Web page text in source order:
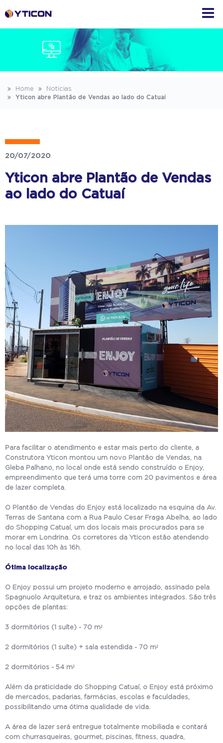
Home
Notícias
Yticon abre Plantão de Vendas ao lado do Catuaí
20/07/2020
Yticon abre Plantão de Vendas
ao lado do Catuaí
Para facilitar o atendimento e estar mais perto do cliente, a
Construtora Yticon montou um novo Plantão de Vendas, na
Gleba Palhano, no local onde está sendo construído o Enjoy,
empreendimento que terá uma torre com 20 pavimentos e área
de lazer completa.
O Plantão de Vendas do Enjoy está localizado na esquina da Av.
Terras de Santana com a Rua Paulo Cesar Fraga Abelha, ao lado
do Shopping Catuaí, um dos locais mais procurados para se
morar em Londrina. Os corretores da Yticon estão atendendo
no local das 10h às 16h.
Ótima localização
O Enjoy possui um projeto moderno e arrojado, assinado pela
Spagnuolo Arquitetura, e traz os ambientes integrados. São três
opções de plantas:
3 dormitórios (1 suíte) - 70 m²
2 dormitórios (1 suíte) + sala estendida - 70 m²
2 dormitórios - 54 m²
Além da praticidade do Shopping Catuaí, o Enjoy está próximo
de mercados, padarias, farmácias, escolas e faculdades,
possibilitando uma ótima qualidade de vida.
A área de lazer será entregue totalmente mobiliada e contará
com churrasqueiras, gourmet, piscinas, fitness, quadra,